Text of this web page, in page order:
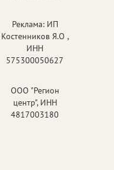
Реклама: ИП
Костенников Я.О ,
ИНН
575300050627
ООО "Регион
центр", ИНН
4817003180